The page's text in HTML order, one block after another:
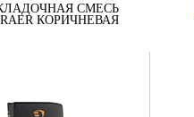
СМЕСЬ
КОРИЧНЕВАЯ